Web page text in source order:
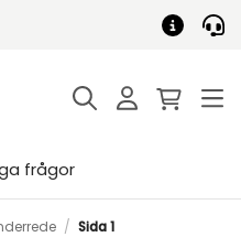
frågor
/ Sida 1